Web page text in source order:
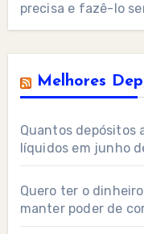
precisa e fazê-lo
Melhores
Quantos depósitos
líquidos em junho
Quero ter o
manter poder de